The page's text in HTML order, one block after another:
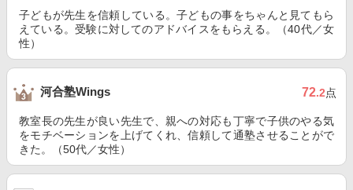
子どもが先生を信頼している。子どもの事をちゃんと見てもら
えている。受験に対してのアドバイスをもらえる。（40代／女
性）
河合塾Wings 72.2点
教室長の先生が良い先生で、親への対応も丁寧で子供のやる気
をモチベーションを上げてくれ、信頼して通塾させることがで
きた。（50代／女性）